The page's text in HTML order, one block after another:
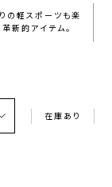
の軽スポーツも楽
新的アイテム。
在庫あり